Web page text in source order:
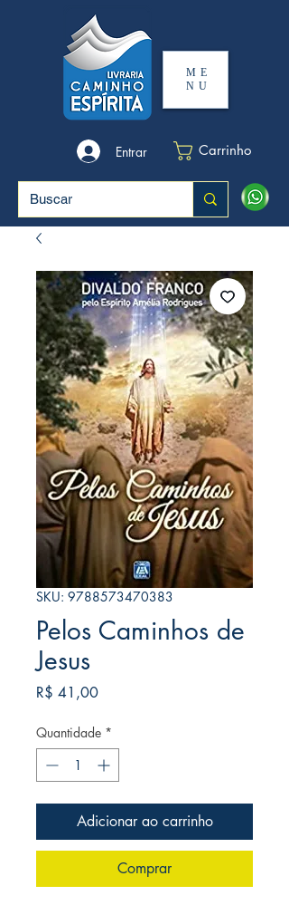
ME
NU
Entrar Carrinho
SKU: 9788573470383
Pelos Caminhos de
Jesus
R$ 41,00Preço
Quantidade *
Adicionar ao carrinho
Comprar